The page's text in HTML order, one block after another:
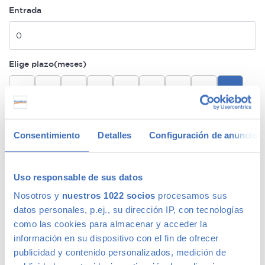
Consentimiento Detalles Configuración de anuncios
Uso responsable de sus datos
Nosotros y nuestros 1022 socios procesamos sus
datos personales, p.ej., su dirección IP, con tecnologías
como las cookies para almacenar y acceder la
información en su dispositivo con el fin de ofrecer
publicidad y contenido personalizados, medición de
Entrada
Elige plazo(meses)
Cuota*
369€/mes
Sin Garantía Premium
Sin coche de sustitución
358€/mes
MÁS BARATA
1 año Garantía Premium Plata
Sin permanencia
Sin coche de sustitución